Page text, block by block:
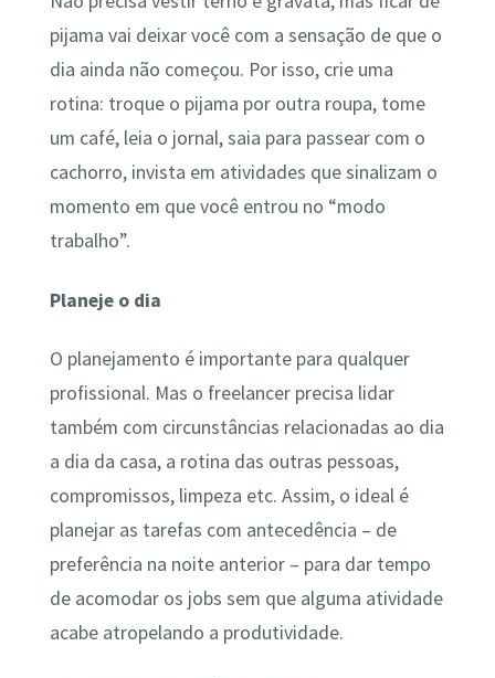
pijama vai deixar você com a sensação de que o
dia ainda não começou. Por isso, crie uma
rotina: troque o pijama por outra roupa, tome
um café, leia o jornal, saia para passear com o
cachorro, invista em atividades que sinalizam o
momento em que você entrou no “modo
trabalho”.
Planeje o dia
O planejamento é importante para qualquer
profissional. Mas o freelancer precisa lidar
também com circunstâncias relacionadas ao dia
a dia da casa, a rotina das outras pessoas,
compromissos, limpeza etc. Assim, o ideal é
planejar as tarefas com antecedência – de
preferência na noite anterior – para dar tempo
de acomodar os jobs sem que alguma atividade
acabe atropelando a produtividade.